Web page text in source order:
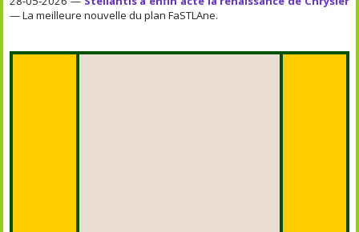
— La meilleure nouvelle du plan FaSTLAne.